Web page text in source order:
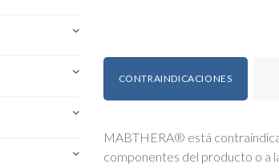
CONTRAINDICACIONES
MABTHERA® está
componentes del producto o a